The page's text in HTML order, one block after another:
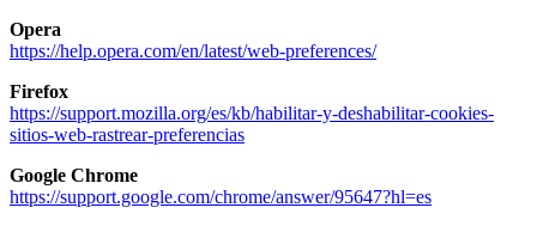
Opera
https://help.opera.com/en/latest/web-preferences/
Firefox
https://support.mozilla.org/es/kb/habilitar-y-deshabilitar-cookies-
sitios-web-rastrear-preferencias
Google Chrome
https://support.google.com/chrome/answer/95647?hl=es